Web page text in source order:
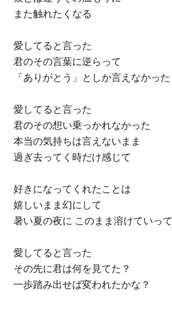
また触れたくなる
愛してると言った
君のその言葉に逆らって
「ありがとう」としか言えなかった
愛してると言った
君のその想い乗っかれなかった
本当の気持ちは言えないまま
過ぎ去ってく時だけ感じて
好きになってくれたことは
嬉しいまま幻にして
暑い夏の夜に このまま溶けていって
愛してると言った
その先に君は何を見てた？
一歩踏み出せば変われたかな？